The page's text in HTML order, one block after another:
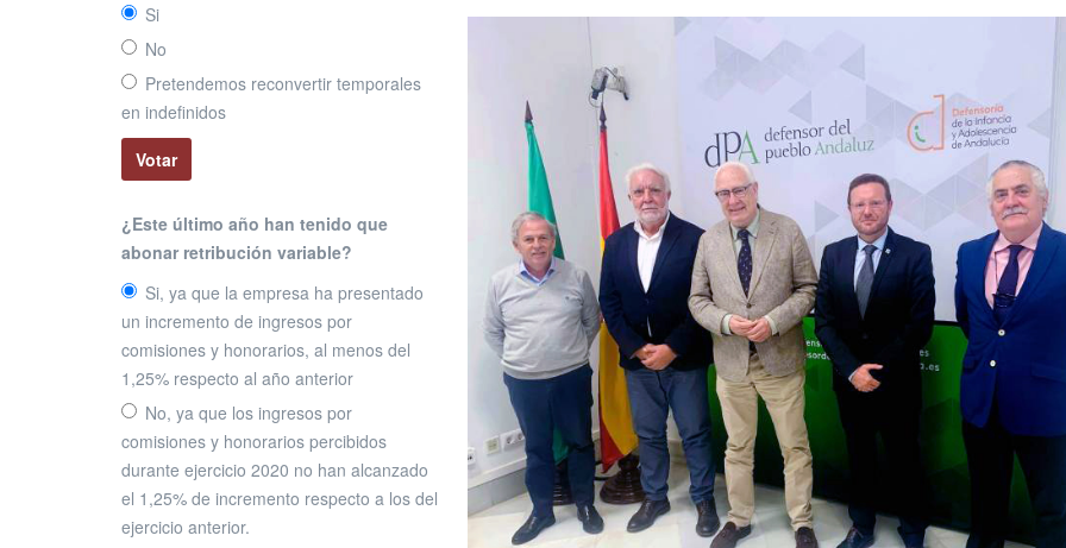
Si
No
Pretendemos reconvertir temporales
en indefinidos
¿Este último año han tenido que
abonar retribución variable?
Si, ya que la empresa ha presentado
un incremento de ingresos por
comisiones y honorarios, al menos del
1,25% respecto al año anterior
No, ya que los ingresos por
comisiones y honorarios percibidos
durante ejercicio 2020 no han alcanzado
el 1,25% de incremento respecto a los del
ejercicio anterior.